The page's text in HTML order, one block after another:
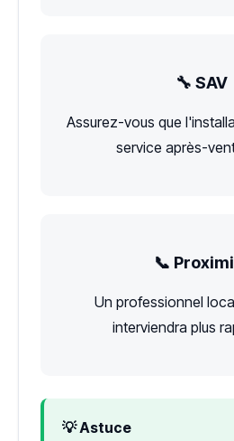
🔧 SAV
Assurez-vous que
service après-
📞
Un professionnel
interviendra plus
💡 Astuce